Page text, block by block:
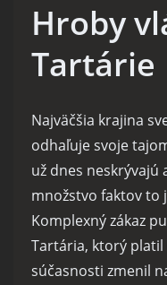
Hroby
Tartárie
Najväčšia krajina
odhaľuje svoje
už dnes neskrývajú
množstvo faktov to
Komplexný zákaz
Tartária, ktorý platil
súčasnosti zmenil